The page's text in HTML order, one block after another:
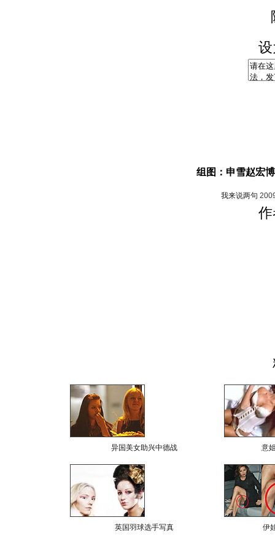
组图：申雪赵宏
我来说两句
异国美女助兴中德战 意
英国羽球选手写真 伊